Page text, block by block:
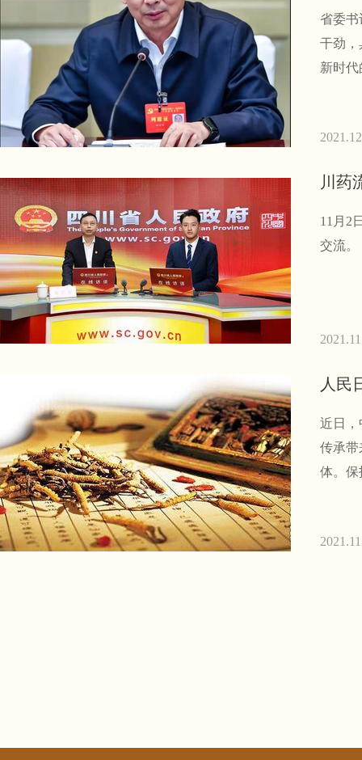
省委书
干劲，
新时
川药
11月2
交流。
人民
近日，
传承带
体。保